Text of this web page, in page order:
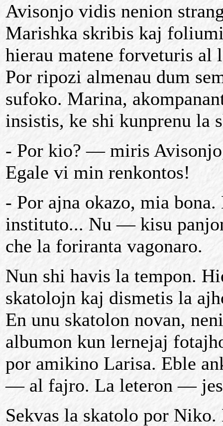
Avisonjo vidis nenion
Marishka skribis kaj
hierau matene forveturis al
Por ripozi almenau dum
sufoko. Marina,
insistis, ke shi kunprenu la
- Por kio? — miris
Egale vi min renkontos!
- Por ajna okazo, mia
instituto... Nu — kisu
che la foriranta vagonaro.
Nun shi havis la tempon.
skatolojn kaj dismetis la
En unu skatolon novan,
albumon kun lernejaj
por amikino Larisa. Eble
— al fajro. La leteron —
Sekvas la skatolo por